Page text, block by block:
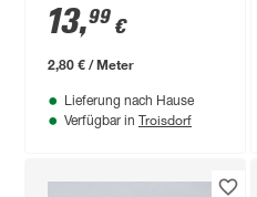
Bad/Dusche 5m x 25
mm
13,99 €
2,80 € / Meter
Lieferung nach Hause
Verfügbar in Troisdorf